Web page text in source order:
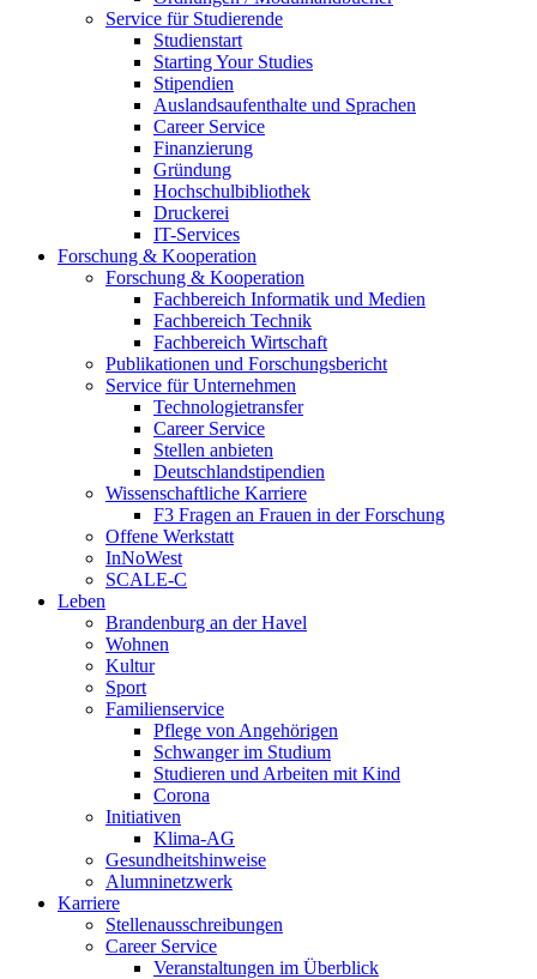
Service für Studierende
Studienstart
Starting Your Studies
Stipendien
Auslandsaufenthalte und Sprachen
Career Service
Finanzierung
Gründung
Hochschulbibliothek
Druckerei
IT-Services
Forschung & Kooperation
Forschung & Kooperation
Fachbereich Informatik und Medien
Fachbereich Technik
Fachbereich Wirtschaft
Publikationen und Forschungsbericht
Service für Unternehmen
Technologietransfer
Career Service
Stellen anbieten
Deutschlandstipendien
Wissenschaftliche Karriere
F3 Fragen an Frauen in der Forschung
Offene Werkstatt
InNoWest
SCALE-C
Leben
Brandenburg an der Havel
Wohnen
Kultur
Sport
Familienservice
Pflege von Angehörigen
Schwanger im Studium
Studieren und Arbeiten mit Kind
Corona
Initiativen
Klima-AG
Gesundheitshinweise
Alumninetzwerk
Karriere
Stellenausschreibungen
Career Service
Veranstaltungen im Überblick